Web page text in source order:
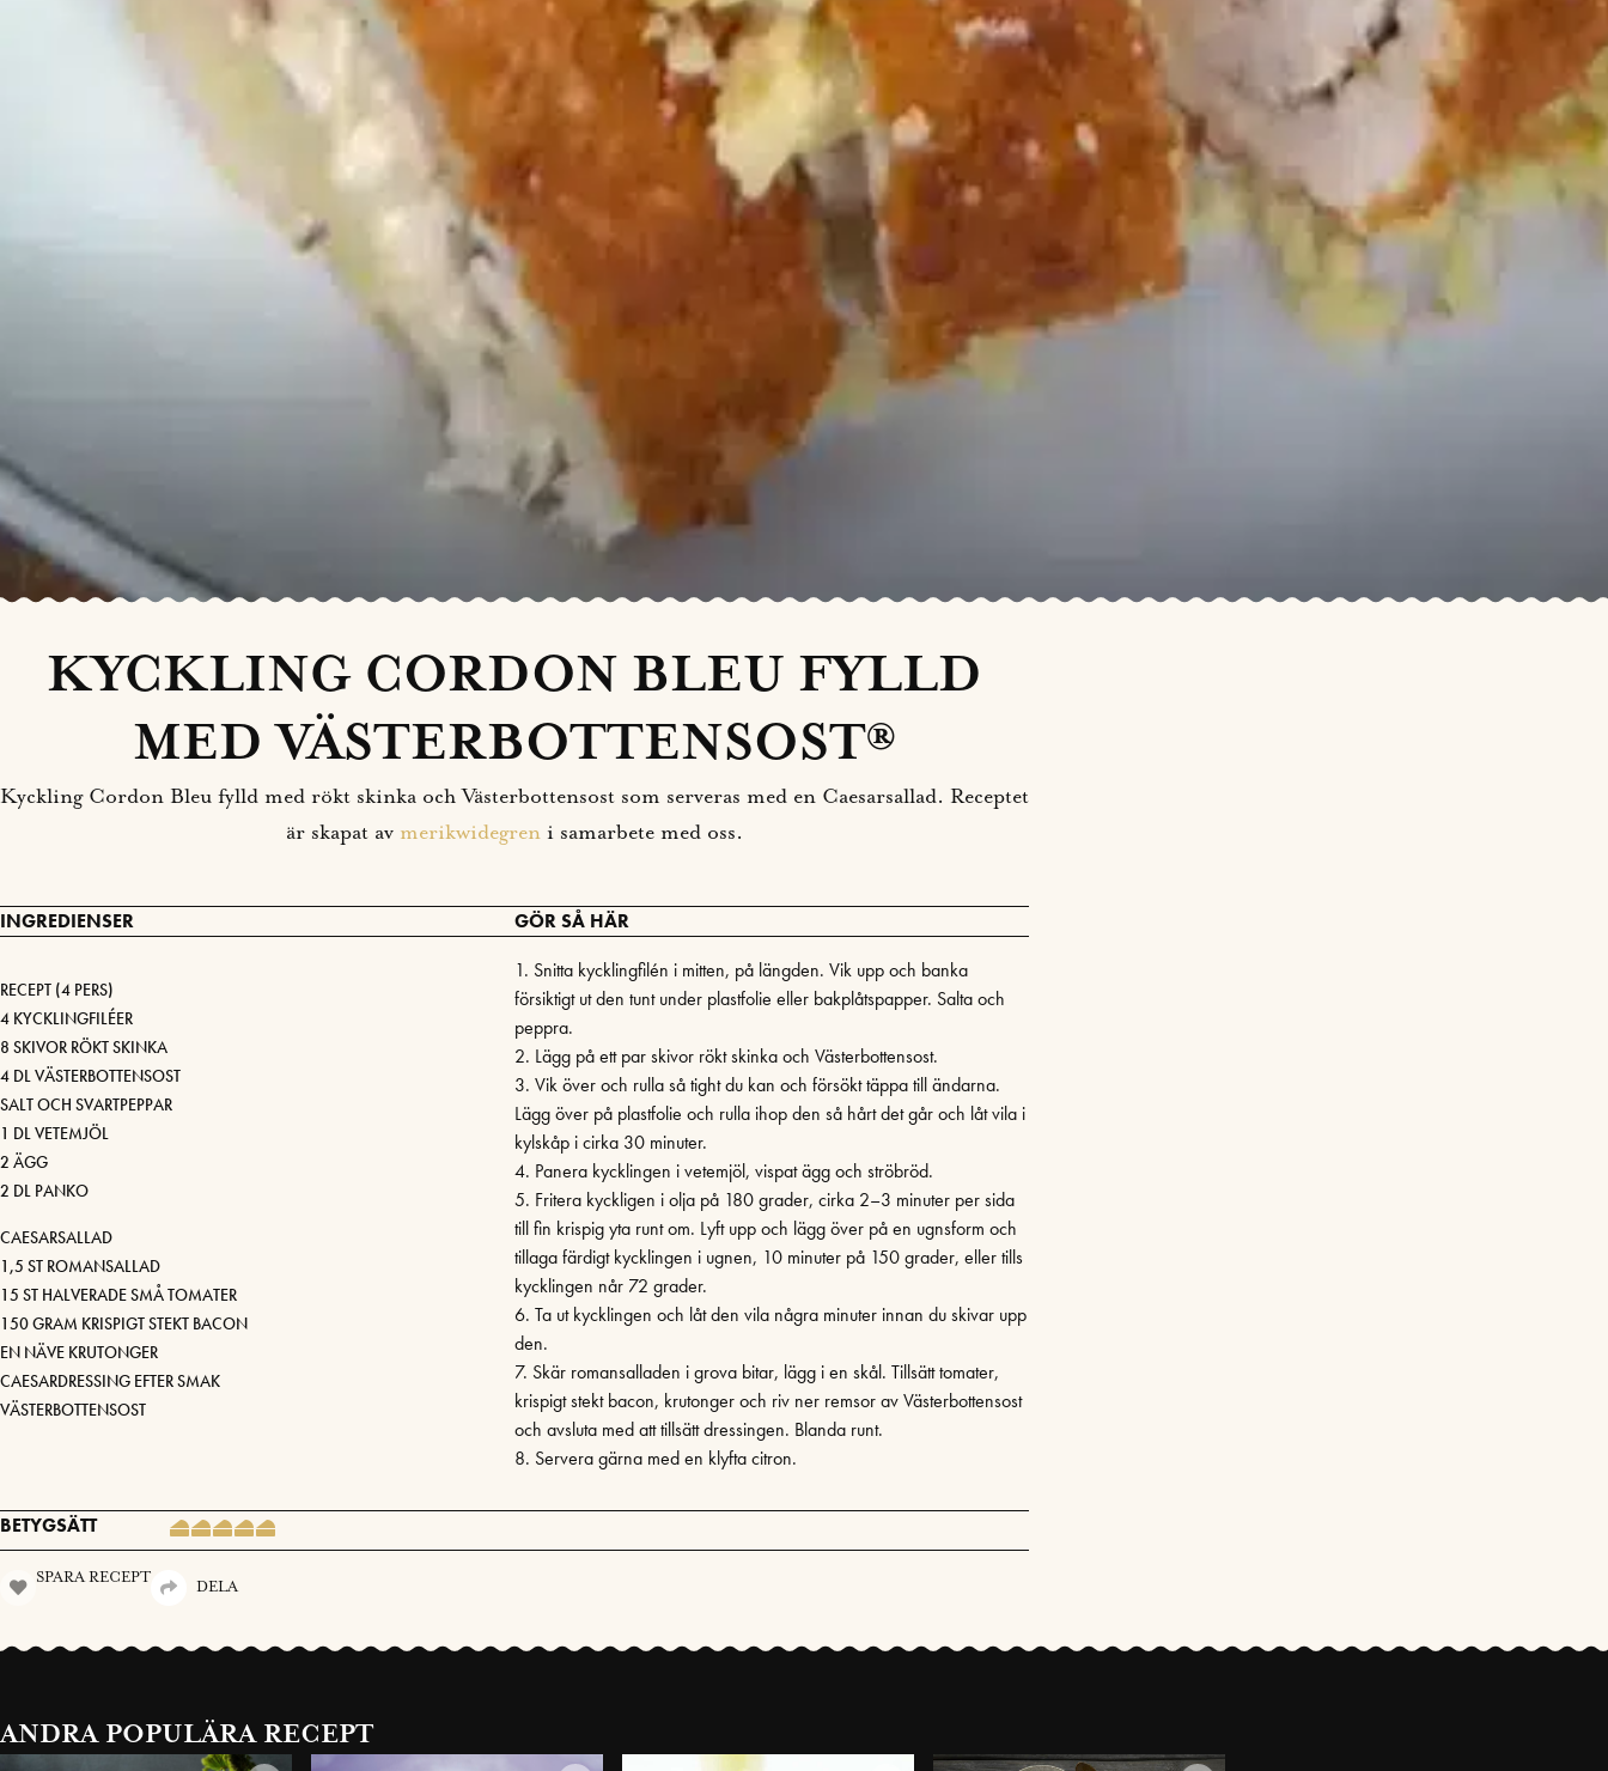
KYCKLING CORDON BLEU FYLLD
MED VÄSTERBOTTENSOST®
Kyckling Cordon Bleu fylld med rökt skinka och Västerbottensost som serveras med en Caesarsallad. Receptet
är skapat av merikwidegren i samarbete med oss.
INGREDIENSER
RECEPT (4 PERS)
4 KYCKLINGFILÉER
8 SKIVOR RÖKT SKINKA
4 DL VÄSTERBOTTENSOST
SALT OCH SVARTPEPPAR
1 DL VETEMJÖL
2 ÄGG
2 DL PANKO
CAESARSALLAD
1,5 ST ROMANSALLAD
15 ST HALVERADE SMÅ TOMATER
150 GRAM KRISPIGT STEKT BACON
EN NÄVE KRUTONGER
CAESARDRESSING EFTER SMAK
VÄSTERBOTTENSOST
GÖR SÅ HÄR
1. Snitta kycklingfilén i mitten, på längden. Vik upp och banka
försiktigt ut den tunt under plastfolie eller bakplåtspapper. Salta och
peppra.
2. Lägg på ett par skivor rökt skinka och Västerbottensost.
3. Vik över och rulla så tight du kan och försökt täppa till ändarna.
Lägg över på plastfolie och rulla ihop den så hårt det går och låt vila i
kylskåp i cirka 30 minuter.
4. Panera kycklingen i vetemjöl, vispat ägg och ströbröd.
5. Fritera kyckligen i olja på 180 grader, cirka 2–3 minuter per sida
till fin krispig yta runt om. Lyft upp och lägg över på en ugnsform och
tillaga färdigt kycklingen i ugnen, 10 minuter på 150 grader, eller tills
kycklingen når 72 grader.
6. Ta ut kycklingen och låt den vila några minuter innan du skivar upp
den.
7. Skär romansalladen i grova bitar, lägg i en skål. Tillsätt tomater,
krispigt stekt bacon, krutonger och riv ner remsor av Västerbottensost
och avsluta med att tillsätt dressingen. Blanda runt.
8. Servera gärna med en klyfta citron.
BETYGSÄTT
SPARA RECEPT
DELA
ANDRA POPULÄRA RECEPT